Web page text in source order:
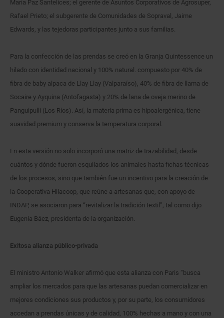
María Paz Santelices; el gerente de Asuntos Corporativos de Agrosuper,
Rafael Prieto; el subgerente de Comunidades de Sopraval, Jaime
Edwards, y las tejedoras participantes junto a sus familias.
Para la confección de las prendas se creó en la Granja Quintessence un
hilado con identidad nacional y 100% natural. compuesto por 40% de
fibra de baby alpaca de Llay Llay (Valparaíso), 40% de fibra de llama de
Socaire y Ayquina (Antofagasta) y 20% de lana de oveja merino de
Panguipulli (Los Ríos). Así, la materia prima es hipoalergénica, tiene
suavidad premium y conserva la temperatura corporal.
En esta versión no solo incorporó una matriz de trazabilidad, desde
cuántos y dónde fueron esquilados los animales hasta fichas técnicas
de los procesos, sino que también fue un incentivo para la creación de
la Cooperativa Hilacoop, que reúne a artesanas que, con apoyo de
INDAP, se asociaron para “revitalizar la tradición textil”, tal como dijo
Eugenia Báez, presidenta de la organización.
Exitosa alianza público-privada
El ministro Antonio Walker afirmó que esta alianza con Paris “busca
ampliar los mercados para que las artesanas puedan comercializar en
mejores condiciones sus productos y, por su parte, los consumidores
accedan a prendas únicas y de calidad, 100% hechas a mano y con una